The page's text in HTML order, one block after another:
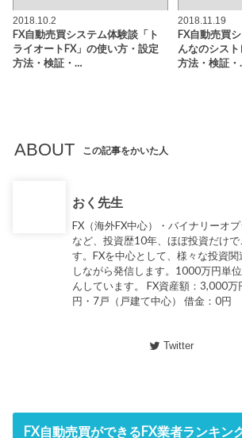
2018.10.2
FX自動売買システム体験談「ト
ライオートFX」の使い方・設定
方法・検証・…
2018.11.19
FX自動売買
んなのシス
方法・検証
ABOUT この記事をかいた人
おく先生
FX（海外FX中心）・バイナリーオ
など、投資歴10年、ほぼ投資だけで
す。FXを中心として、様々な投資
しながら発信します。1000万円単
んしています。 FX資産額：3,000
円・7戸（戸建て中心） 借金：0円
Twitter
FX自動売買ができるFX業者ランキン